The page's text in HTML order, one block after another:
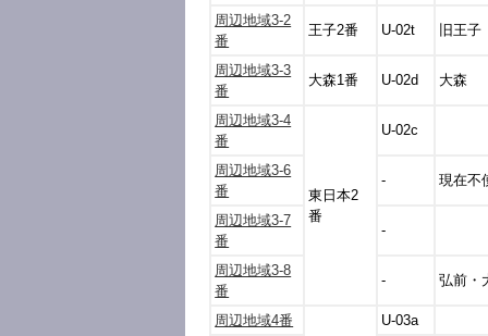
周辺地域3-2
番
王子2番 U-02t 旧王子
周辺地域3-3
番
大森1番 U-02d 大森
周辺地域3-4
番
東日本2
番
U-02c
周辺地域3-6
番
- 現在不
周辺地域3-7
番
-
周辺地域3-8
番
- 弘前・
周辺地域4番
U-03a